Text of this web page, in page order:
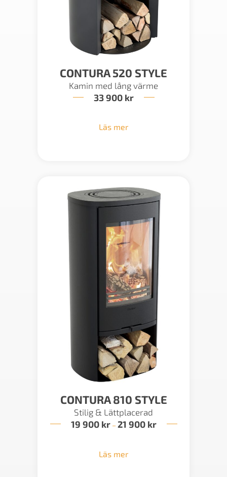
CONTURA 520 STYLE
Kamin med lång värme
33 900 kr
Läs mer
CONTURA 810 STYLE
Stilig & Lättplacerad
19 900 kr – 21 900 krPrisintervall:
Läs mer